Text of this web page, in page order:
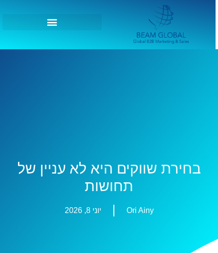
בחירת שווקים היא לא עניין של
תחושות
Ori Ainy יוני 8, 2026